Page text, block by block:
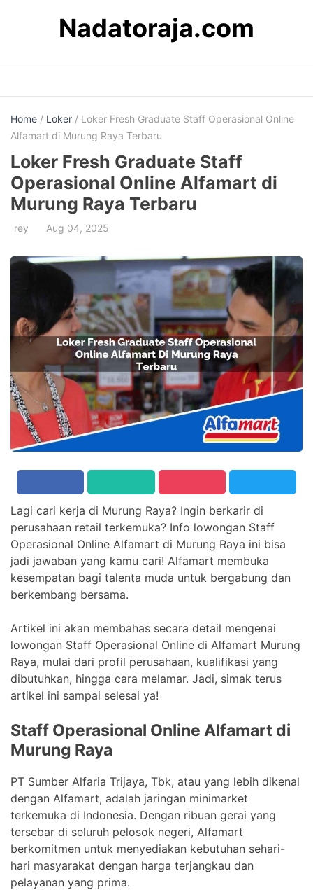
Nadatoraja.com
Home / Loker / Loker Fresh Graduate Staff Operasional Online
Alfamart di Murung Raya Terbaru
Loker Fresh Graduate Staff
Operasional Online Alfamart di
Murung Raya Terbaru
rey Aug 04, 2025
Lagi cari kerja di Murung Raya? Ingin berkarir di
perusahaan retail terkemuka? Info lowongan Staff
Operasional Online Alfamart di Murung Raya ini bisa
jadi jawaban yang kamu cari! Alfamart membuka
kesempatan bagi talenta muda untuk bergabung dan
berkembang bersama.
Artikel ini akan membahas secara detail mengenai
lowongan Staff Operasional Online di Alfamart Murung
Raya, mulai dari profil perusahaan, kualifikasi yang
dibutuhkan, hingga cara melamar. Jadi, simak terus
artikel ini sampai selesai ya!
Staff Operasional Online Alfamart di
Murung Raya
PT Sumber Alfaria Trijaya, Tbk, atau yang lebih dikenal
dengan Alfamart, adalah jaringan minimarket
terkemuka di Indonesia. Dengan ribuan gerai yang
tersebar di seluruh pelosok negeri, Alfamart
berkomitmen untuk menyediakan kebutuhan sehari-
hari masyarakat dengan harga terjangkau dan
pelayanan yang prima.